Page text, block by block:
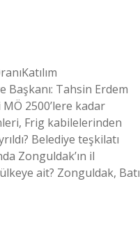
Başkanı: Tahsin Erdem
2500’lere kadar
Frig kabilelerinden
Belediye teşkilatı
Zonguldak’ın il
ait? Zonguldak, Batı